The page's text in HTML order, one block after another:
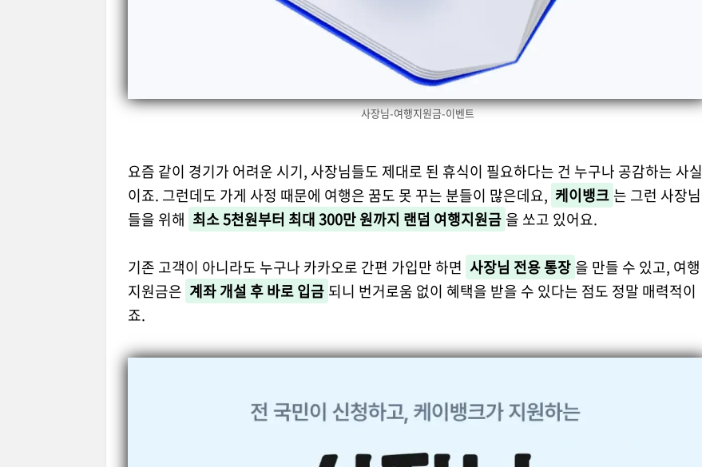
사장님-여행지원금-이벤트
요즘 같이 경기가 어려운 시기, 사장님들도 제대로 된 휴식이 필요하다는 건 누구나 공감하는 사실
이죠. 그런데도 가게 사정 때문에 여행은 꿈도 못 꾸는 분들이 많은데요, 케이뱅크 는 그런 사장님
들을 위해 최소 5천원부터 최대 300만 원까지 랜덤 여행지원금 을 쏘고 있어요.
기존 고객이 아니라도 누구나 카카오로 간편 가입만 하면 사장님 전용 통장 을 만들 수 있고, 여행
지원금은 계좌 개설 후 바로 입금 되니 번거로움 없이 혜택을 받을 수 있다는 점도 정말 매력적이
죠.